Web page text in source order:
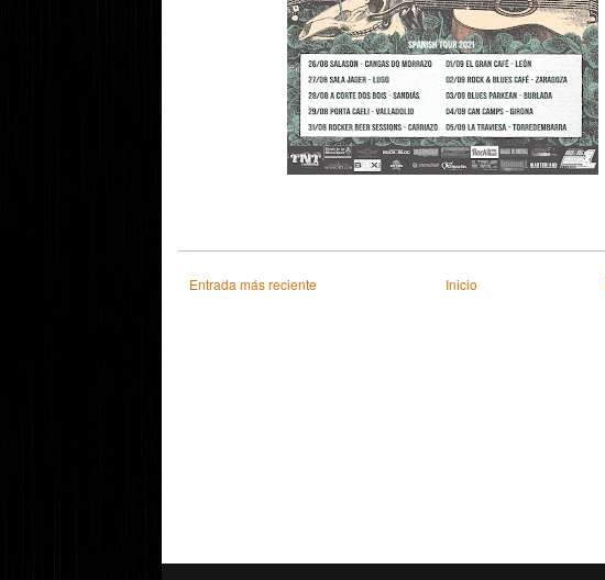
Entrada más reciente Inicio